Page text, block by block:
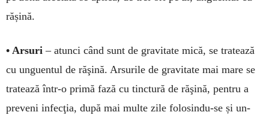
ră­șină.
• Arsuri – atunci când sunt de gravitate mică, se tratează
cu unguentul de răşină. Arsurile de gravitate mai mare se
tratează într-o primă fază cu tinctură de răşină, pentru a
pre­­veni infecţia, după mai mul­­te zile folosindu-se și un­